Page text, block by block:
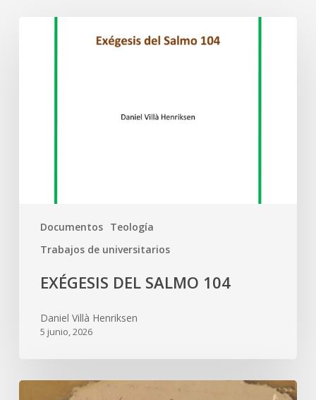
Documentos Teología
Trabajos de universitarios
EXÉGESIS DEL SALMO 104
Daniel Villà Henriksen
5 junio, 2026